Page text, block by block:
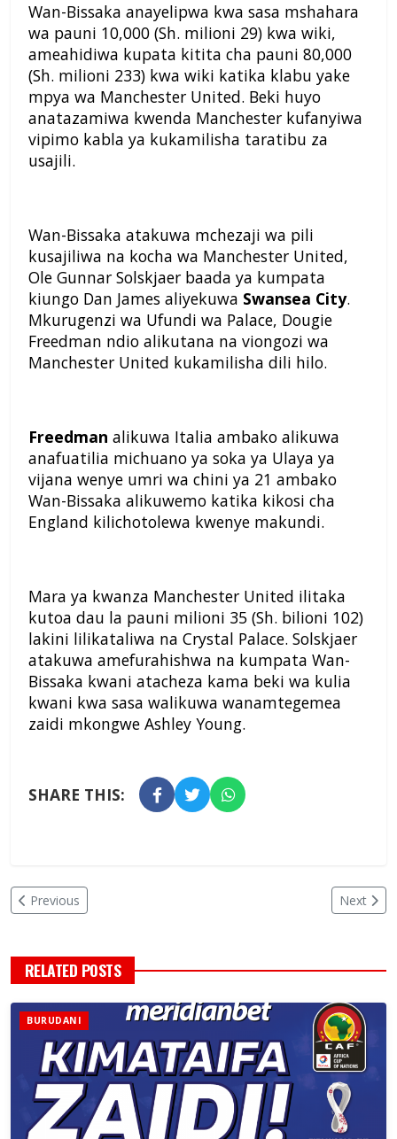
Wan-Bissaka anayelipwa kwa sasa mshahara
wa pauni 10,000 (Sh. milioni 29) kwa wiki,
ameahidiwa kupata kitita cha pauni 80,000
(Sh. milioni 233) kwa wiki katika klabu yake
mpya wa Manchester United. Beki huyo
anatazamiwa kwenda Manchester kufanyiwa
vipimo kabla ya kukamilisha taratibu za
usajili.
Wan-Bissaka atakuwa mchezaji wa pili
kusajiliwa na kocha wa Manchester United,
Ole Gunnar Solskjaer baada ya kumpata
kiungo Dan James aliyekuwa Swansea City.
Mkurugenzi wa Ufundi wa Palace, Dougie
Freedman ndio alikutana na viongozi wa
Manchester United kukamilisha dili hilo.
Freedman alikuwa Italia ambako alikuwa
anafuatilia michuano ya soka ya Ulaya ya
vijana wenye umri wa chini ya 21 ambako
Wan-Bissaka alikuwemo katika kikosi cha
England kilichotolewa kwenye makundi.
Mara ya kwanza Manchester United ilitaka
kutoa dau la pauni milioni 35 (Sh. bilioni 102)
lakini lilikataliwa na Crystal Palace. Solskjaer
atakuwa amefurahishwa na kumpata Wan-
Bissaka kwani atacheza kama beki wa kulia
kwani kwa sasa walikuwa wanamtegemea
zaidi mkongwe Ashley Young.
SHARE THIS:
Previous Next
RELATED POSTS
BURUDANI